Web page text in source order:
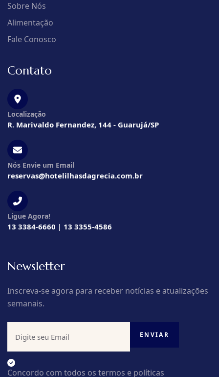
Sobre Nós
Alimentação
Fale Conosco
Contato
Localização
R. Marivaldo Fernandez, 144 - Guarujá/SP
Nós Envie um Email
reservas@hotelilhasdagrecia.com.br
Ligue Agora!
13 3384-6660 | 13 3355-4586
Newsletter
Inscreva-se agora para receber notícias e atualizações
semanais.
Concordo com todos os termos e políticas